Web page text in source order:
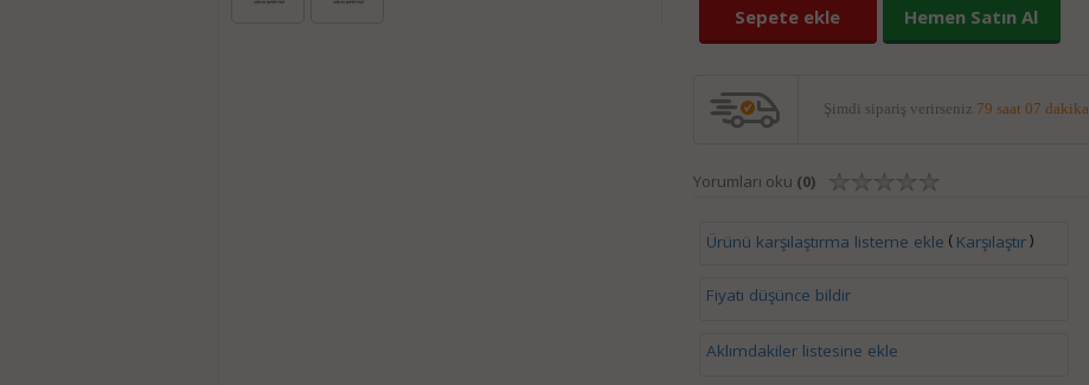
Sepete ekle Hemen Satın Al
Şimdi sipariş verirseniz 79 saat 07 dakika
Yorumları oku (0)
Ürünü karşılaştırma listeme ekle ( Karşılaştır)
Fiyatı düşünce bildir
Aklımdakiler listesine ekle